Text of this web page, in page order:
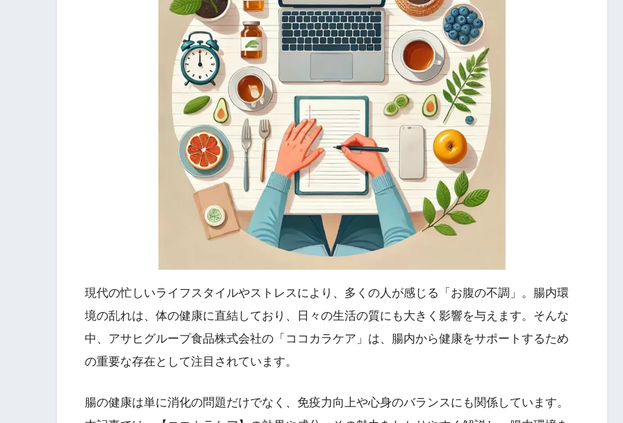
現代の忙しいライフスタイルやストレスにより、多くの人が感じる「お腹の不調」。腸内環
境の乱れは、体の健康に直結しており、日々の生活の質にも大きく影響を与えます。そんな
中、アサヒグループ食品株式会社の「ココカラケア」は、腸内から健康をサポートするため
の重要な存在として注目されています。
腸の健康は単に消化の問題だけでなく、免疫力向上や心身のバランスにも関係しています。